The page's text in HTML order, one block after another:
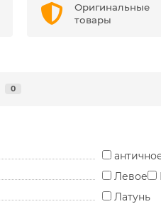
Оригинальные
товары
0
Левое
Латунь